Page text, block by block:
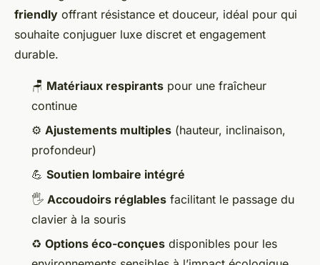
friendly offrant résistance et douceur, idéal pour qui
souhaite conjuguer luxe discret et engagement
durable.
🪑 Matériaux respirants pour une fraîcheur
continue
⚙️ Ajustements multiples (hauteur, inclinaison,
profondeur)
💪 Soutien lombaire intégré
🖐️ Accoudoirs réglables facilitant le passage du
clavier à la souris
♻️ Options éco-conçues disponibles pour les